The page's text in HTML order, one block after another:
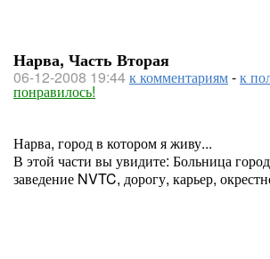
Нарва, Часть Вторая
06-12-2008 19:44к комментариям-к
понравилось!
Нарва, город в котором я живу...
В этой части вы увидите: Больница
заведение NVTC, дорогу, карьер,